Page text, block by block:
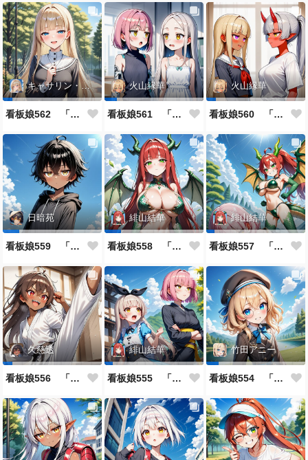
キャサリン・アストリー
看板娘562 「キャサリン・アストリーのよもやま話」
火山縁華
看板娘561 「火山一族」
火山縁華
看板娘560 「緋山一族」
日暗苑
看板娘559 「日暗苑のよもやま話」
緋山結華
看板娘558 「緋山結華」キャラクター紹介
緋山結華
看板娘557 「其々の再会」
久慈透
看板娘556 「久慈透のよもやま話」
緋山結華
看板娘555 「帰還、そして目覚め。」
竹田アニー
看板娘554 「竹田アニーのよもやま話」